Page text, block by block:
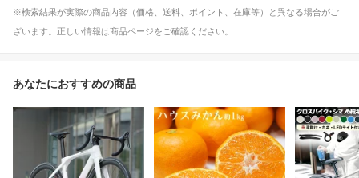
※検索結果が実際の商品内容（価格、送料、ポイント、在庫等）と異なる場合がご
ざいます。正しい情報は商品ページをご確認ください。
あなたにおすすめの商品